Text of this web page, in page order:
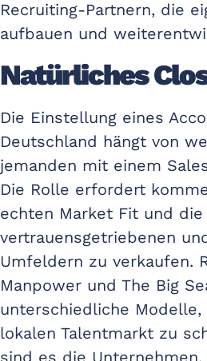
Recruiting-Partnern, die
aufbauen und
Natürliches
Die Einstellung eines
Deutschland hängt von
jemanden mit einem
Die Rolle erfordert
echten Market Fit und die
vertrauensgetriebenen
Umfeldern zu verkaufen.
Manpower und The Big
unterschiedliche Modelle,
lokalen Talentmarkt zu
sind es die